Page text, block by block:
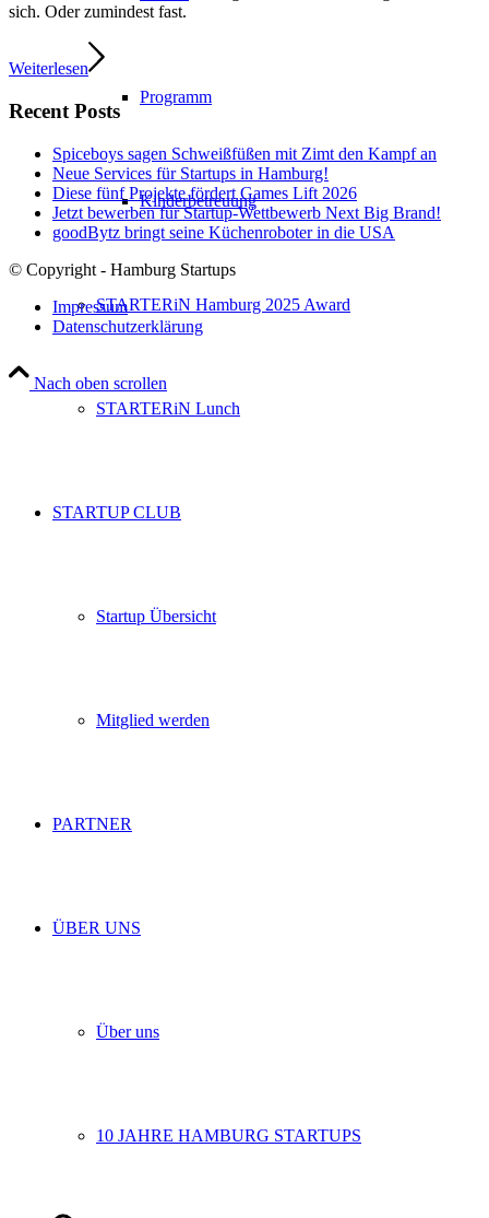
Programm
Kinderbetreuung
STARTERiN Hamburg 2025 Award
STARTERiN Lunch
STARTUP CLUB
Startup Übersicht
Mitglied werden
PARTNER
ÜBER UNS
Über uns
10 JAHRE HAMBURG STARTUPS
sich. Oder zumindest fast.
Weiterlesen
Recent Posts
Spiceboys sagen Schweißfüßen mit Zimt den Kampf an
Neue Services für Startups in Hamburg!
Diese fünf Projekte fördert Games Lift 2026
Jetzt bewerben für Startup-Wettbewerb Next Big Brand!
goodBytz bringt seine Küchenroboter in die USA
© Copyright - Hamburg Startups
Impressum
Datenschutzerklärung
Nach oben scrollen